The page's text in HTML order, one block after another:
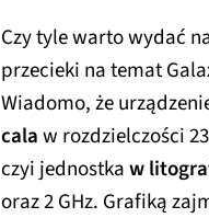
Czy tyle warto wydać
przecieki na temat
Wiadomo, że
calaw rozdzielczości
czyi jednostkaw
oraz 2 GHz. Grafiką